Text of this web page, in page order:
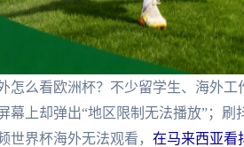
怎么看欧洲杯？不少留学生、海外
幕上却弹出“地区限制无法播放”；
世界杯海外无法观看， 在马来西亚看